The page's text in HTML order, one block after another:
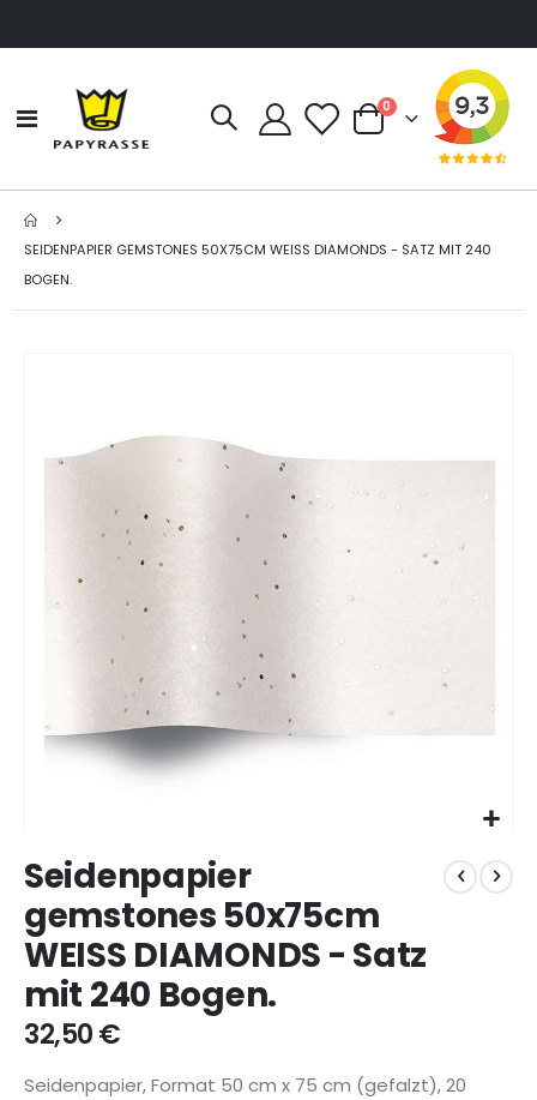
Navigation
umschalten
Cart
0Artikel
SEIDENPAPIER GEMSTONES 50X75CM WEISS DIAMONDS - SATZ MIT 240
BOGEN.
springen
Anfang
der
Bildgalerie
springen
Seidenpapier
gemstones 50x75cm
WEISS DIAMONDS - Satz
mit 240 Bogen.
32,50 €
Seidenpapier,Format 50 cm x 75 cm (gefalzt), 20